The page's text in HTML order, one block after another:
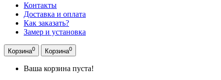
Контакты
Доставка и оплата
Как заказать?
Замер и установка
Корзина0 Корзина0
Ваша корзина пуста!